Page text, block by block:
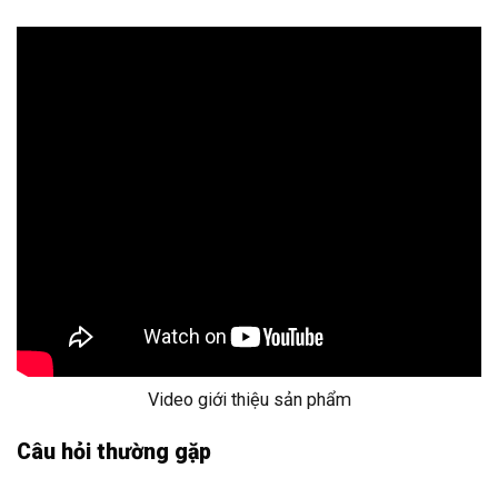
Video giới thiệu sản phẩm
Câu hỏi thường gặp